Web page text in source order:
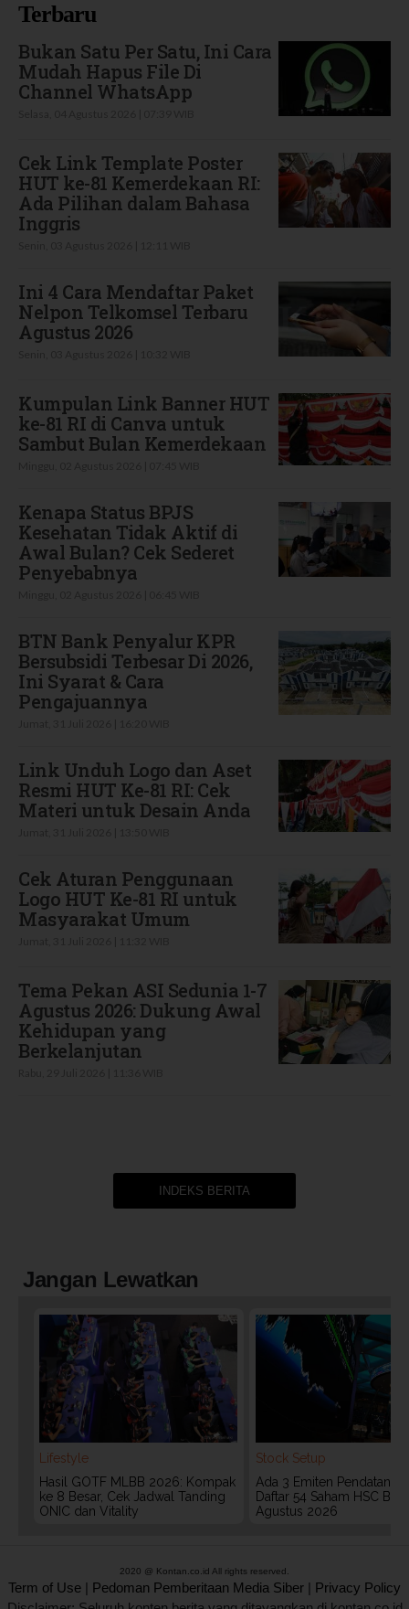
Terbaru
Bukan Satu Per Satu, Ini Cara
Mudah Hapus File Di
Channel WhatsApp
Cek Link Template Poster
HUT ke-81 Kemerdekaan RI:
Ada Pilihan dalam Bahasa
Inggris
Ini 4 Cara Mendaftar Paket
Nelpon Telkomsel Terbaru
Agustus 2026
Kumpulan Link Banner HUT
ke-81 RI di Canva untuk
Sambut Bulan Kemerdekaan
Kenapa Status BPJS
Kesehatan Tidak Aktif di
Awal Bulan? Cek Sederet
Penyebabnya
BTN Bank Penyalur KPR
Bersubsidi Terbesar Di 2026,
Ini Syarat & Cara
Pengajuannya
Link Unduh Logo dan Aset
Resmi HUT Ke-81 RI: Cek
Materi untuk Desain Anda
Cek Aturan Penggunaan
Logo HUT Ke-81 RI untuk
Masyarakat Umum
Tema Pekan ASI Sedunia 1-7
Agustus 2026: Dukung Awal
Kehidupan yang
Berkelanjutan
INDEKS BERITA
Jangan Lewatkan
Lifestyle
Hasil GOTF MLBB 2026: Kompak
ke 8 Besar, Cek Jadwal Tanding
ONIC dan Vitality
Stock Setup
Ada 3 Emiten Pendatang
Daftar 54 Saham HSC BEI
Agustus 2026
2020 @ Kontan.co.id All rights reserved.
Term of Use | Pedoman Pemberitaan Media Siber | Privacy Policy